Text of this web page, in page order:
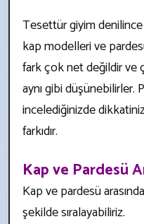
Tesettür giyim
kap modelleri ve
fark çok net değildir ve
aynı gibi düşünebilirler.
incelediğinizde
farkıdır.
Kap ve Pardesü
Kap ve pardesü
şekilde sıralayabiliriz.